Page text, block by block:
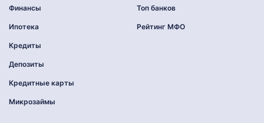
Финансы
Ипотека
Кредиты
Депозиты
Кредитные карты
Микрозаймы
Топ банков
Рейтинг МФО